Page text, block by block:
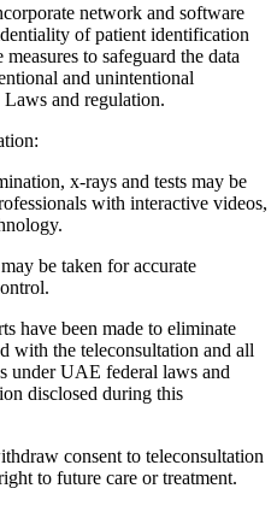
network and software
of patient identification
to safeguard the data
and unintentional
and regulation.
x-rays and tests may be
with interactive videos,
be taken for accurate
have been made to eliminate
with the teleconsultation and all
under UAE federal laws and
disclosed during this
consent to teleconsultation
to future care or treatment.